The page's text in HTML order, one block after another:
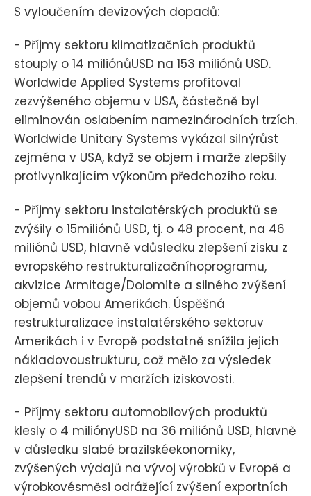
S vyloučením devizových dopadů:
- Příjmy sektoru klimatizačních produktů
stouply o 14 miliónůUSD na 153 miliónů USD.
Worldwide Applied Systems profitoval
zezvýšeného objemu v USA, částečně byl
eliminován oslabením namezinárodních trzích.
Worldwide Unitary Systems vykázal silnýrůst
zejména v USA, když se objem i marže zlepšily
protivynikajícím výkonům předchozího roku.
- Příjmy sektoru instalatérských produktů se
zvýšily o 15miliónů USD, tj. o 48 procent, na 46
miliónů USD, hlavně vdůsledku zlepšení zisku z
evropského restrukturalizačníhoprogramu,
akvizice Armitage/Dolomite a silného zvýšení
objemů vobou Amerikách. Úspěšná
restrukturalizace instalatérského sektoruv
Amerikách i v Evropě podstatně snížila jejich
nákladovoustrukturu, což mělo za výsledek
zlepšení trendů v maržích iziskovosti.
- Příjmy sektoru automobilových produktů
klesly o 4 miliónyUSD na 36 miliónů USD, hlavně
v důsledku slabé brazilskéekonomiky,
zvýšených výdajů na vývoj výrobků v Evropě a
výrobkovésměsi odrážející zvýšení exportních